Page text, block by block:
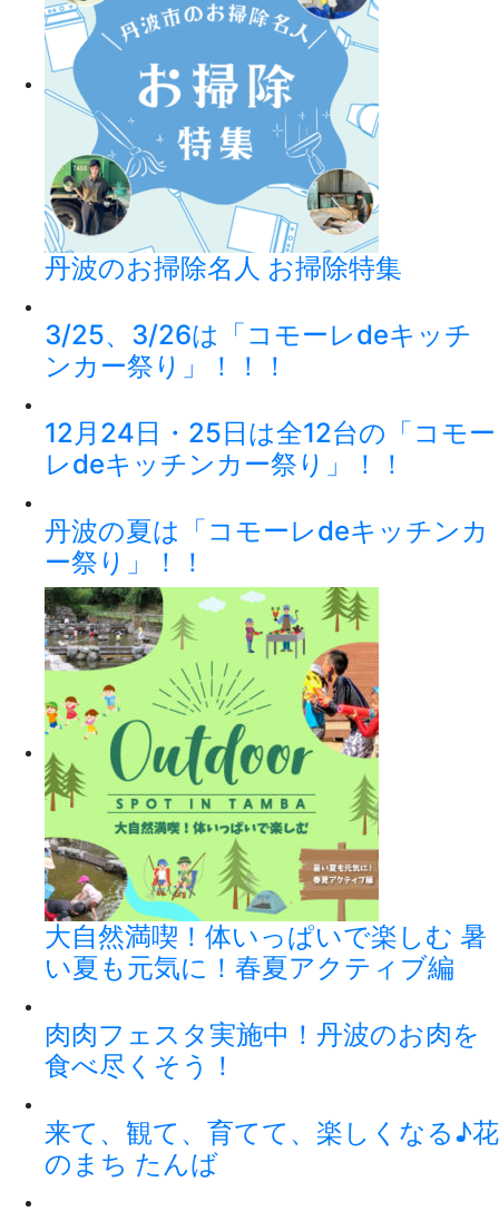
丹波のお掃除名人 お掃除特集
3/25、3/26は「コモーレdeキッチ
ンカー祭り」！！！
12月24日・25日は全12台の「コモー
レdeキッチンカー祭り」！！
丹波の夏は「コモーレdeキッチンカ
ー祭り」！！
大自然満喫！体いっぱいで楽しむ 暑
い夏も元気に！春夏アクティブ編
肉肉フェスタ実施中！丹波のお肉を
食べ尽くそう！
来て、観て、育てて、楽しくなる♪花
のまち たんば